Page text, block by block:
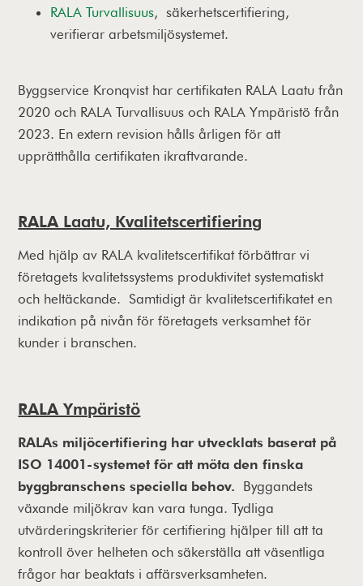
RALA Turvallisuus, säkerhetscertifiering,
verifierar arbetsmiljösystemet.
Byggservice Kronqvist har certifikaten RALA Laatu från
2020 och RALA Turvallisuus och RALA Ympäristö från
2023. En extern revision hålls årligen för att
upprätthålla certifikaten ikraftvarande.
RALA Laatu, Kvalitetscertifiering
Med hjälp av RALA kvalitetscertifikat förbättrar vi
företagets kvalitetssystems produktivitet systematiskt
och heltäckande. Samtidigt är kvalitetscertifikatet en
indikation på nivån för företagets verksamhet för
kunder i branschen.
RALA Ympäristö
RALAs miljöcertifiering har utvecklats baserat på
ISO 14001-systemet för att möta den finska
byggbranschens speciella behov. Byggandets
växande miljökrav kan vara tunga. Tydliga
utvärderingskriterier för certifiering hjälper till att ta
kontroll över helheten och säkerställa att väsentliga
frågor har beaktats i affärsverksamheten.